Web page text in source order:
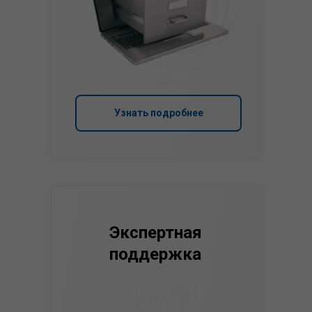
Узнать подробнее
Экспертная
поддержка